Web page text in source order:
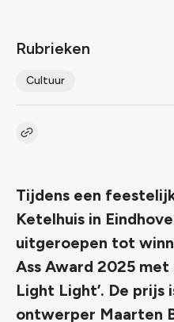
Rubrieken
Cultuur
Kopieer link naar artikel
Tijdens een
Ketelhuis in
uitgeroepen tot
Ass Award 2025
Light Light’. De
ontwerper Maarten